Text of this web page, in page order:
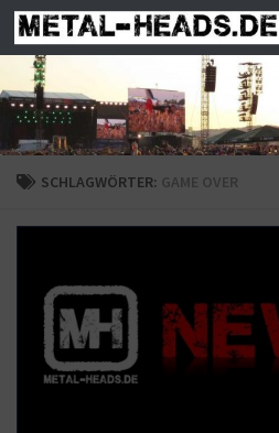
Zum Inhalt springen
SCHLAGWÖRTER: GAME OVER